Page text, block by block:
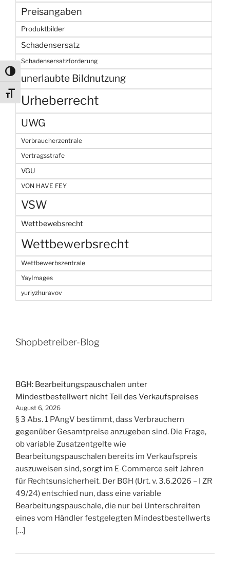
Umschalten auf hohe Kontraste
Schrift vergrößern
Preisangaben
Produktbilder
Schadensersatz
Schadensersatzforderung
unerlaubte Bildnutzung
Urheberrecht
UWG
Verbraucherzentrale
Vertragsstrafe
VGU
VON HAVE FEY
VSW
Wettbewebsrecht
Wettbewerbsrecht
Wettbewerbszentrale
YayImages
yuriyzhuravov
Shopbetreiber-Blog
BGH: Bearbeitungspauschalen unter
Mindestbestellwert nicht Teil des Verkaufspreises
August 6, 2026
§ 3 Abs. 1 PAngV bestimmt, dass Verbrauchern
gegenüber Gesamtpreise anzugeben sind. Die Frage,
ob variable Zusatzentgelte wie
Bearbeitungspauschalen bereits im Verkaufspreis
auszuweisen sind, sorgt im E‑Commerce seit Jahren
für Rechtsunsicherheit. Der BGH (Urt. v. 3.6.2026 – I ZR
49/24) entschied nun, dass eine variable
Bearbeitungspauschale, die nur bei Unterschreiten
eines vom Händler festgelegten Mindestbestellwerts
[…]